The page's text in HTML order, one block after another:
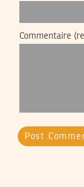
Commentaire